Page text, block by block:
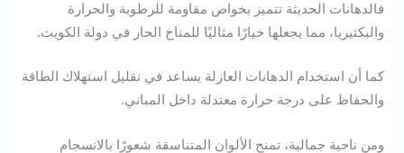
فالدهانات الحديثة تتميز بخواص مقاومة للرطوبة والحرارة
والبكتيريا، مما يجعلها خيارًا مثاليًا للمناخ الحار في دولة الكويت.
كما أن استخدام الدهانات العازلة يساعد في تقليل استهلاك الطاقة
والحفاظ على درجة حرارة معتدلة داخل المباني.
ومن ناحية جمالية، تمنح الألوان المتناسقة شعورًا بالانسجام